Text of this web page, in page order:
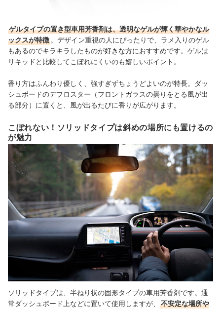
ゲルタイプの置き型車用芳香剤は、透明なゲルが輝く華やかなル
ックスが特徴 。デザイン重視の人にぴったりで、ラメ入りのゲル
もあるのでキラキラしたものが好きな方におすすめです。ゲルは
リキッドと比較してこぼれにくいのも嬉しいポイント。
香り方はふんわり優しく、強すぎずちょうどよいのが特長。ダッ
シュボードのデフロスター（フロントガラスの曇りをとる風が出
る部分）に置くと、風が出るたびに香りが広がります。
こぼれない！ソリッドタイプは斜めの場所にも置けるの
が魅力
ソリッドタイプは、半ねり状の固形タイプの車用芳香剤です。通
常ダッシュボード上などに置いて使用しますが、
不安定な場所や